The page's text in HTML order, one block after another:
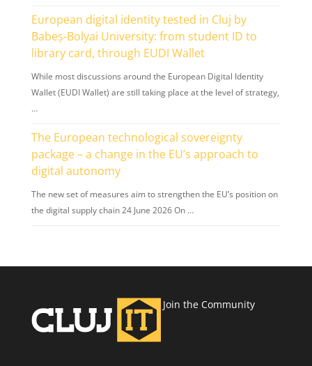
European digital identity tested in Cluj by
Babeș-Bolyai University: from student ID to
library card, through EUDI Wallet
While most discussions around the European Digital Identity
Wallet (EUDI Wallet) are still taking place at the level of strategy,
…
The European technological sovereignty
package – a change in the EU’s approach to
digital autonomy
The new set of measures aim to strengthen the EU’s position on
the digital supply chain 24 June 2026 On …
Join the Community